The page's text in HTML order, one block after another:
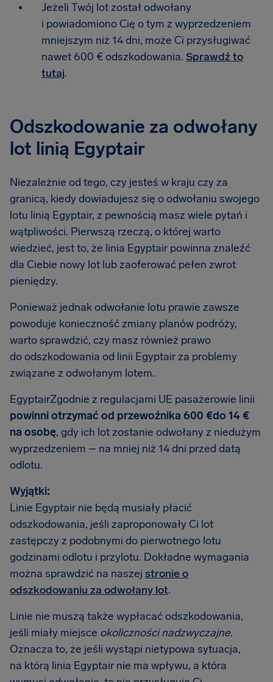
Jeżeli Twój lot został odwołany
i powiadomiono Cię o tym z wyprzedzeniem
mniejszym niż 14 dni, może Ci przysługiwać
nawet 600 € odszkodowania. Sprawdź to
tutaj.
Odszkodowanie za odwołany
lot linią Egyptair
Niezależnie od tego, czy jesteś w kraju czy za
granicą, kiedy dowiadujesz się o odwołaniu swojego
lotu linią Egyptair, z pewnością masz wiele pytań i
wątpliwości. Pierwszą rzeczą, o której warto
wiedzieć, jest to, że linia Egyptair powinna znaleźć
dla Ciebie nowy lot lub zaoferować pełen zwrot
pieniędzy.
Ponieważ jednak odwołanie lotu prawie zawsze
powoduje konieczność zmiany planów podróży,
warto sprawdzić, czy masz również prawo
do odszkodowania od linii Egyptair za problemy
związane z odwołanym lotem.
EgyptairZgodnie z regulacjami UE pasażerowie linii
powinni otrzymać od przewoźnika 600 €do 14 €
na osobę, gdy ich lot zostanie odwołany z niedużym
wyprzedzeniem – na mniej niż 14 dni przed datą
odlotu.
Wyjątki:
Linie Egyptair nie będą musiały płacić
odszkodowania, jeśli zaproponowały Ci lot
zastępczy z podobnymi do pierwotnego lotu
godzinami odlotu i przylotu. Dokładne wymagania
można sprawdzić na naszej stronie o
odszkodowaniu za odwołany lot.
Linie nie muszą także wypłacać odszkodowania,
jeśli miały miejsce okoliczności nadzwyczajne.
Oznacza to, że jeśli wystąpi nietypowa sytuacja,
na którą linia Egyptair nie ma wpływu, a która